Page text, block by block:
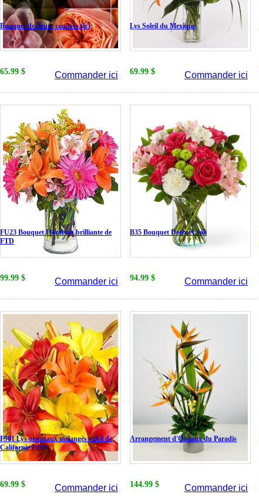
Bouquet de fleurs coupées (fc)
65.99 $ Commander ici
Lys Soleil du Mexique
69.99 $ Commander ici
FU23 Bouquet Floraison brilliante de
FTD
99.99 $ Commander ici
B35 Bouquet Doux et Joli
94.99 $ Commander ici
F901 Lys orientaux mélangés soleil de
Californie FTD
69.99 $ Commander ici
Arrangement d'Oiseaux du Paradis
144.99 $ Commander ici